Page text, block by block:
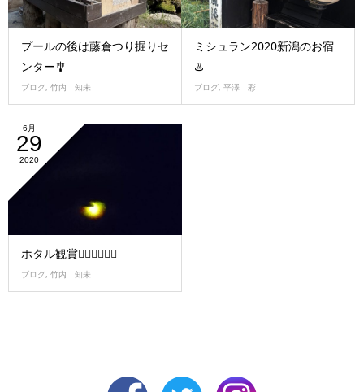
プールの後は藤倉つり掘りセ
ンター🎐
ブログ, 竹内 知未
ミシュラン2020新潟のお宿
♨️
ブログ, 平澤 彩
6月
29
2020
ホタル観賞🧚🏼‍♀️🧚🏼‍♀️
ブログ, 竹内 知未